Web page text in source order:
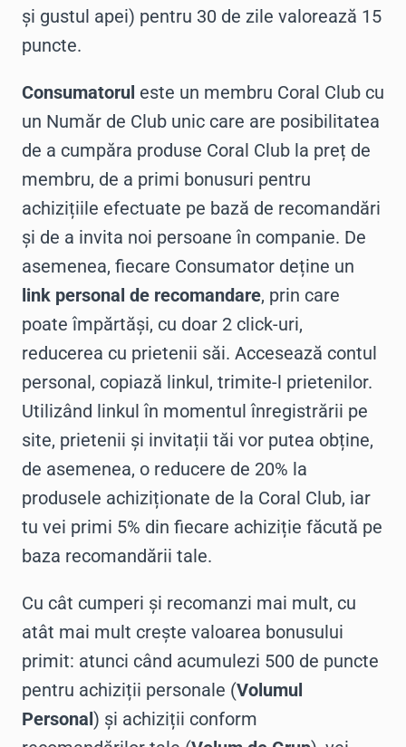
și gustul apei) pentru 30 de zile valorează 15
puncte.
Consumatorul este un membru Coral Club cu
un Număr de Club unic care are posibilitatea
de a cumpăra produse Coral Club la preț de
membru, de a primi bonusuri pentru
achizițiile efectuate pe bază de recomandări
și de a invita noi persoane în companie. De
asemenea, fiecare Consumator deține un
link personal de recomandare, prin care
poate împărtăși, cu doar 2 click-uri,
reducerea cu prietenii săi. Accesează contul
personal, copiază linkul, trimite-l prietenilor.
Utilizând linkul în momentul înregistrării pe
site, prietenii și invitații tăi vor putea obține,
de asemenea, o reducere de 20% la
produsele achiziționate de la Coral Club, iar
tu vei primi 5% din fiecare achiziție făcută pe
baza recomandării tale.
Cu cât cumperi și recomanzi mai mult, cu
atât mai mult crește valoarea bonusului
primit: atunci când acumulezi 500 de puncte
pentru achiziții personale (Volumul
Personal) și achiziții conform